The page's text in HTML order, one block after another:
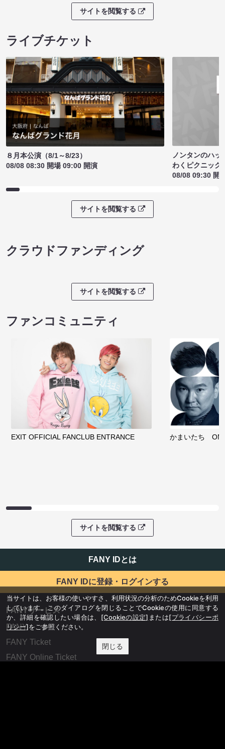
サイトを閲覧する
ライブチケット
８月本公演（8/1～8/23）
08/08 08:30 開場 09:00 開演
ノンタンのハッ
わくピクニック
08/08 09:30 開
サイトを閲覧する
クラウドファンディング
サイトを閲覧する
ファンコミュニティ
EXIT OFFICIAL FANCLUB ENTRANCE かまいたち
サイトを閲覧する
FANY IDとは
FANY IDに登録・ログインする
FANYサービス
FANY
FANY Ticket
FANY Online Ticket
当サイトは、お客様の使いやすさ、利用状況の分析のためCookieを利用
しています。このダイアログを閉じることでCookieの使用に同意する
か、詳細を確認したい場合は、 [Cookieの設定] または[プライバシーポ
リシー]をご参照ください。
閉じる